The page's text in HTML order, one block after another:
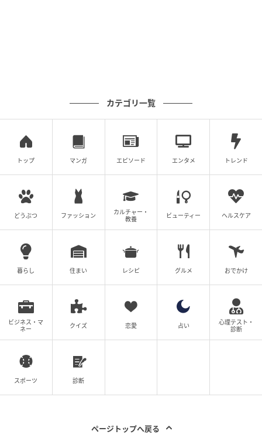
ウーマンエキサイト
ウーマンエキサイト
カテゴリ一覧
トップ マンガ エピソード エンタメ トレンド
どうぶつ ファッション
カルチャー・
教養
ビューティー ヘルスケア
暮らし 住まい レシピ グルメ おでかけ
ビジネス・マ
ネー
クイズ 恋愛 占い
心理テスト・
診断
スポーツ 診断
ページトップへ戻る